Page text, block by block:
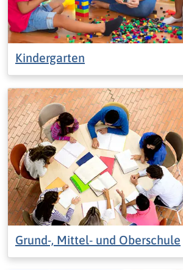
Kindergarten
Grund-, Mittel- und Oberschule